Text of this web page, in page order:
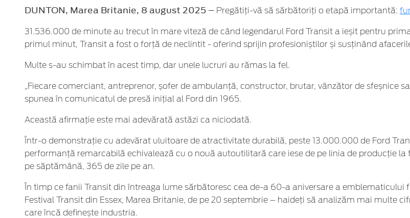
DUNTON, Marea Britanie, 8 august 2025 – Pregătiți-vă să sărbătoriți o etapă importantă:
31.536.000 de minute au trecut în mare viteză de când legendarul Ford Transit a ieșit pentru
primul minut, Transit a fost o forță de neclintit - oferind sprijin profesioniștilor și susținând
Multe s-au schimbat în acest timp, dar unele lucruri au rămas la fel.
„Fiecare comerciant, antreprenor, șofer de ambulanță, constructor, brutar, vânzător de sfeșnice
spunea în comunicatul de presă inițial al Ford din 1965.
Această afirmație este mai adevărată astăzi ca niciodată.
Într-o demonstrație cu adevărat uluitoare de atractivitate durabilă, peste 13.000.000 de Ford
performanță remarcabilă echivalează cu o nouă autoutilitară care iese de pe linia de producție
pe săptămână, 365 de zile pe an.
În timp ce fanii Transit din întreaga lume sărbătoresc cea de-a 60-a aniversare a
Festival Transit din Essex, Marea Britanie, de pe 20 septembrie – haideți să analizăm mai multe
care încă definește industria.